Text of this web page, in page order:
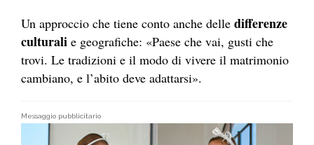
Un approccio che tiene conto anche delle differenze
culturali e geografiche: «Paese che vai, gusti che
trovi. Le tradizioni e il modo di vivere il matrimonio
cambiano, e l’abito deve adattarsi».
Messaggio pubblicitario